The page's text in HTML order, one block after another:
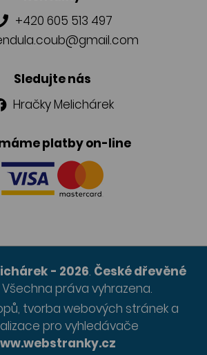
+420 605 513 497
Sledujte nás
Hračky Melichárek
platby on-line
- 2026. České dřevěné
Všechna práva vyhrazena.
, tvorba webových stránek a
pro vyhledávače